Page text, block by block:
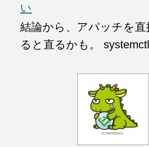
い
結論から、アパッチを直
ると直るかも。